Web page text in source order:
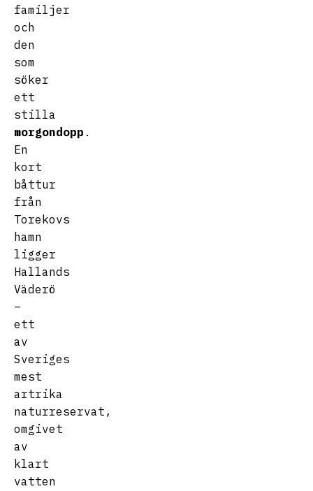
familjer
och
den
som
söker
ett
stilla
morgondopp .
En
kort
båttur
från
Torekovs
hamn
ligger
Hallands
Väderö
–
ett
av
Sveriges
mest
artrika
naturreservat,
omgivet
av
klart
vatten